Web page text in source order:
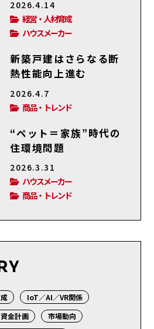
2026.4.14
経営・人材育成
ハウスメーカー
新築戸建はさらなる断
熱性能向上進む
2026.4.7
商品・トレンド
“ペット＝家族”時代の
住環境問題
2026.3.31
ハウスメーカー
商品・トレンド
IoT／AI／VR関係
資金計画
市場動向